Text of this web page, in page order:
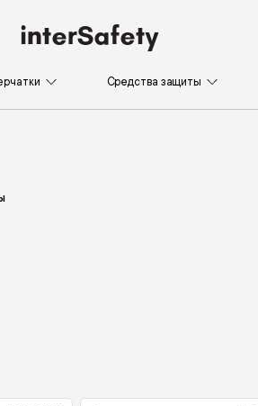
Средства защиты